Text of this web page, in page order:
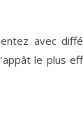
avec
le plus